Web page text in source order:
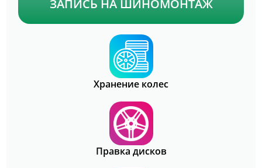
ЗАПИСЬ НА ШИНОМОНТАЖ
Хранение колес
Правка дисков